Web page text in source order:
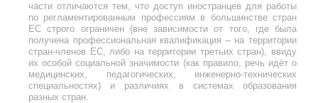
части отличаются тем, что доступ иностранцев для работы
по регламентированным профессиям в большинстве стран
ЕС строго ограничен (вне зависимости от того, где была
получена профессиональная квалификация – на территории
стран-членов ЕС, либо на территории третьих стран), ввиду
их особой социальной значимости (как правило, речь идёт о
медицинских, педагогических, инженерно-технических
специальностях) и различиях в системах образования
разных стран.